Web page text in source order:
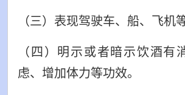
（三）表现驾驶车、船、飞机
（四）明示或者暗示饮酒有
虑、增加体力等功效。